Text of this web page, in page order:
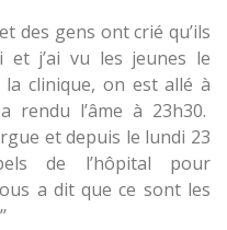
des gens ont crié qu’ils
j’ai vu les jeunes le
clinique, on est allé à
rendu l’âme à 23h30.
et depuis le lundi 23
de l’hôpital pour
a dit que ce sont les